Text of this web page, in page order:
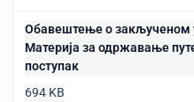
Обавештење о закљученом
Материја за одржавање
поступак
694 KB